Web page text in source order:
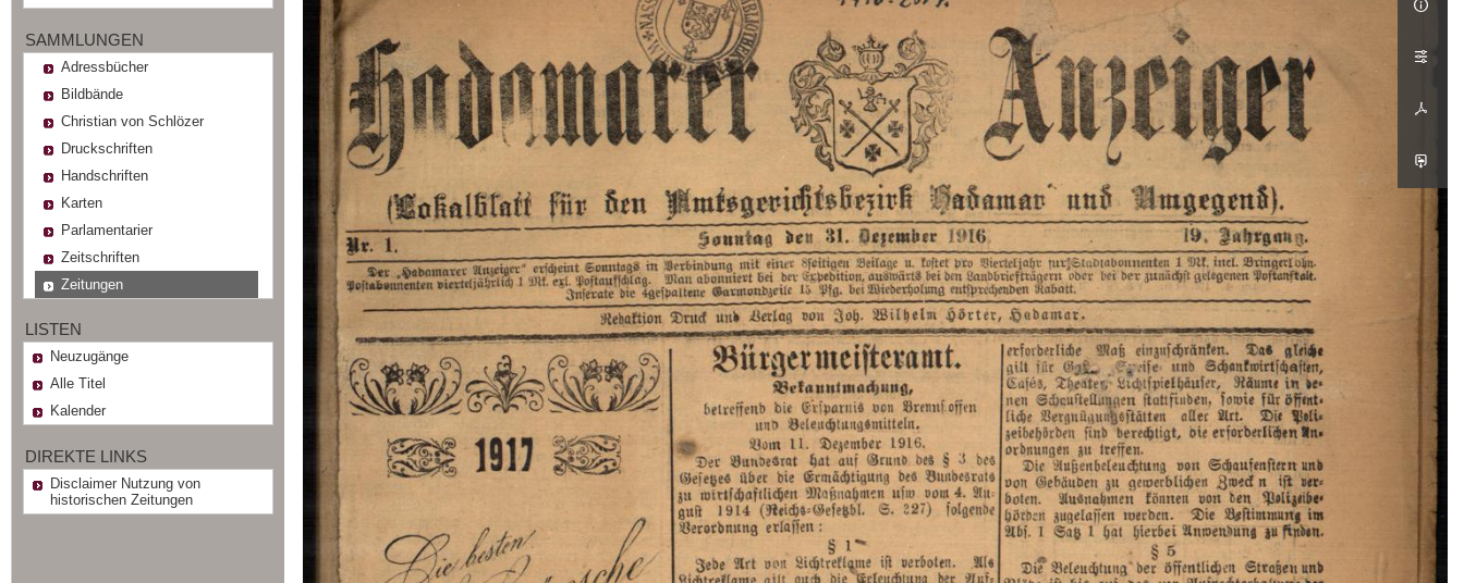
SAMMLUNGEN
Adressbücher
Bildbände
Christian von Schlözer
Druckschriften
Handschriften
Karten
Parlamentarier
Zeitschriften
Zeitungen
LISTEN
Neuzugänge
Alle Titel
Kalender
DIREKTE LINKS
Disclaimer Nutzung von
historischen Zeitungen